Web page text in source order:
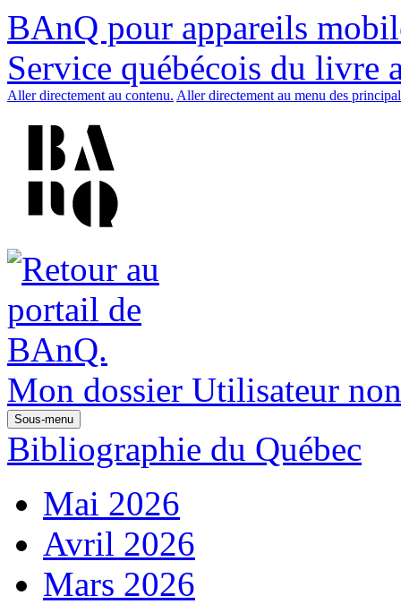
BAnQ pour appareils
Service québécois du livre
Aller directement au contenu. Aller directement au menu des
Mon dossier Utilisateur
Sous-menu
Bibliographie du Québec
Mai 2026
Avril 2026
Mars 2026